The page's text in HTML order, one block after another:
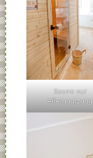
Sauna zur
Alleinnutzung